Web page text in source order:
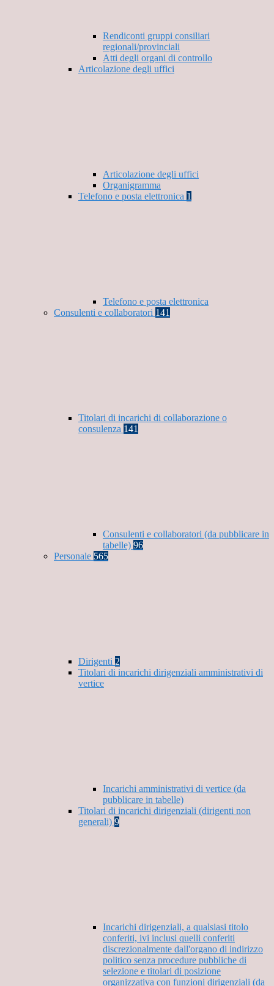
Rendiconti gruppi consiliari
regionali/provinciali
Atti degli organi di controllo
Articolazione degli uffici
Articolazione degli uffici
Organigramma
Telefono e posta elettronica 1
Telefono e posta elettronica
Consulenti e collaboratori 141
Titolari di incarichi di collaborazione o
consulenza 141
Consulenti e collaboratori (da pubblicare in
tabelle) 96
Personale 565
Dirigenti 2
Titolari di incarichi dirigenziali amministrativi di
vertice
Incarichi amministrativi di vertice (da
pubblicare in tabelle)
Titolari di incarichi dirigenziali (dirigenti non
generali) 9
Incarichi dirigenziali, a qualsiasi titolo
conferiti, ivi inclusi quelli conferiti
discrezionalmente dall'organo di indirizzo
politico senza procedure pubbliche di
selezione e titolari di posizione
organizzativa con funzioni dirigenziali (da